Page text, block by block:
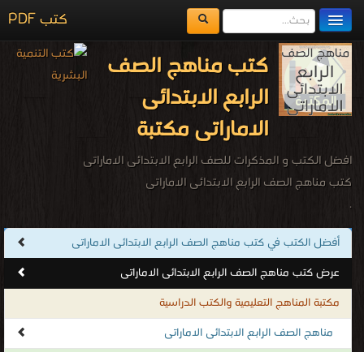
كتب PDF
مكتبة الكتب
المكتبات
يُقرأ حالياً
اضف كتاب
كتب مناهج الصف
الرابع الابتدائى
الاماراتى مكتبة
افضل الكتب و المذكرات للصف الرابع الابتدائى الاماراتى
كتب مناهج الصف الرابع الابتدائى الاماراتى
.
أفضل الكتب في كتب مناهج الصف الرابع الابتدائى الاماراتى
عرض كتب مناهج الصف الرابع الابتدائى الاماراتى
مكتبة المناهج التعليمية والكتب الدراسية
مناهج الصف الرابع الابتدائى الاماراتى